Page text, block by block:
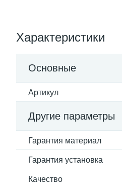
Характеристики
Основные
Артикул
Другие параметры
Гарантия материал
Гарантия установка
Качество